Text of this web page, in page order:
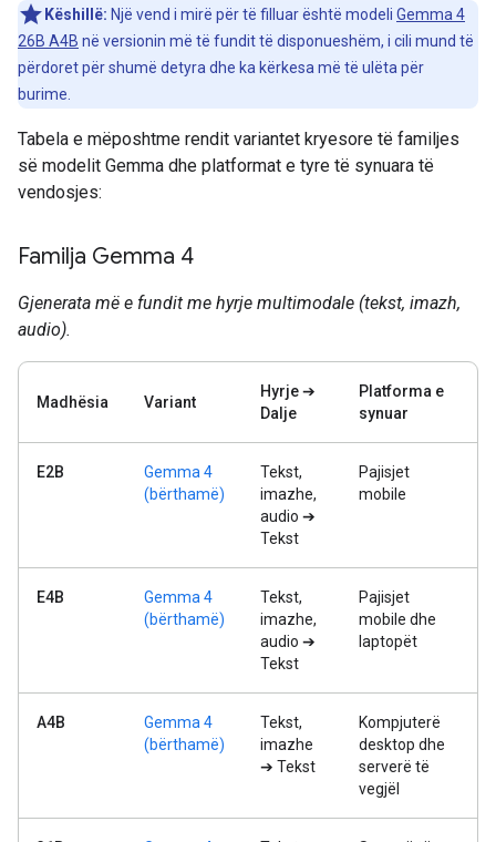
Këshillë: Një vend i mirë për të filluar është modeli Gemma 4
26B A4B në versionin më të fundit të disponueshëm, i cili mund të
përdoret për shumë detyra dhe ka kërkesa më të ulëta për
burime.
Tabela e mëposhtme rendit variantet kryesore të familjes
së modelit Gemma dhe platformat e tyre të synuara të
vendosjes:
Familja Gemma 4
Gjenerata më e fundit me hyrje multimodale (tekst, imazh,
audio).
Madhësia Variant
Hyrje ➔
Dalje
Platforma e
synuar
E2B
Gemma 4
(bërthamë)
Tekst,
imazhe,
audio ➔
Tekst
Pajisjet
mobile
E4B
Gemma 4
(bërthamë)
Tekst,
imazhe,
audio ➔
Tekst
Pajisjet
mobile dhe
laptopët
A4B
Gemma 4
(bërthamë)
Tekst,
imazhe
➔ Tekst
Kompjuterë
desktop dhe
serverë të
vegjël